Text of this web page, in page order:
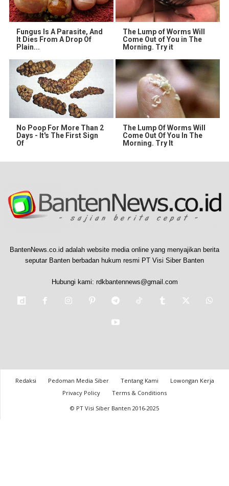
Fungus Is A Parasite, And
It Dies From A Drop Of
Plain...
The Lump of Worms Will
Come Out of You in The
Morning. Try it
No Poop For More Than 2
Days - It's The First Sign
Of
The Lump Of Worms Will
Come Out Of You In The
Morning. Try It
BantenNews.co.id adalah website media online yang menyajikan berita
seputar Banten berbadan hukum resmi PT Visi Siber Banten
Hubungi kami: rdkbantennews@gmail.com
Redaksi Pedoman Media Siber Tentang Kami
Lowongan Kerja
Privacy Policy
Terms & Conditions
© PT Visi Siber Banten 2016-2025